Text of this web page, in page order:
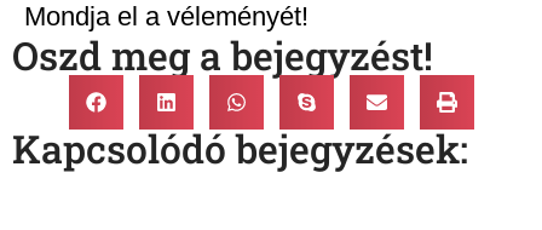
Mondja el a véleményét!
Oszd meg a bejegyzést!
Kapcsolódó bejegyzések: